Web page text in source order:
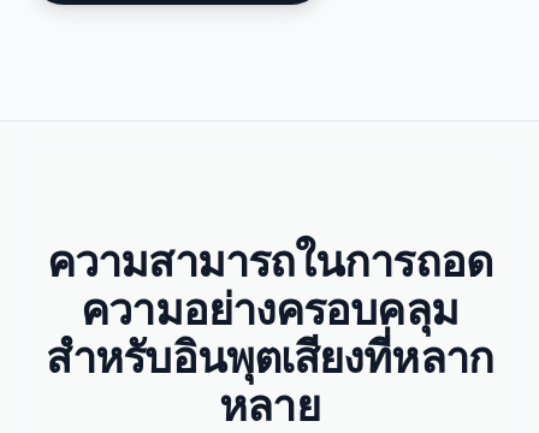
ความสามารถในการถอด
ความอย่างครอบคลุม
สำหรับอินพุตเสียงที่หลาก
หลาย